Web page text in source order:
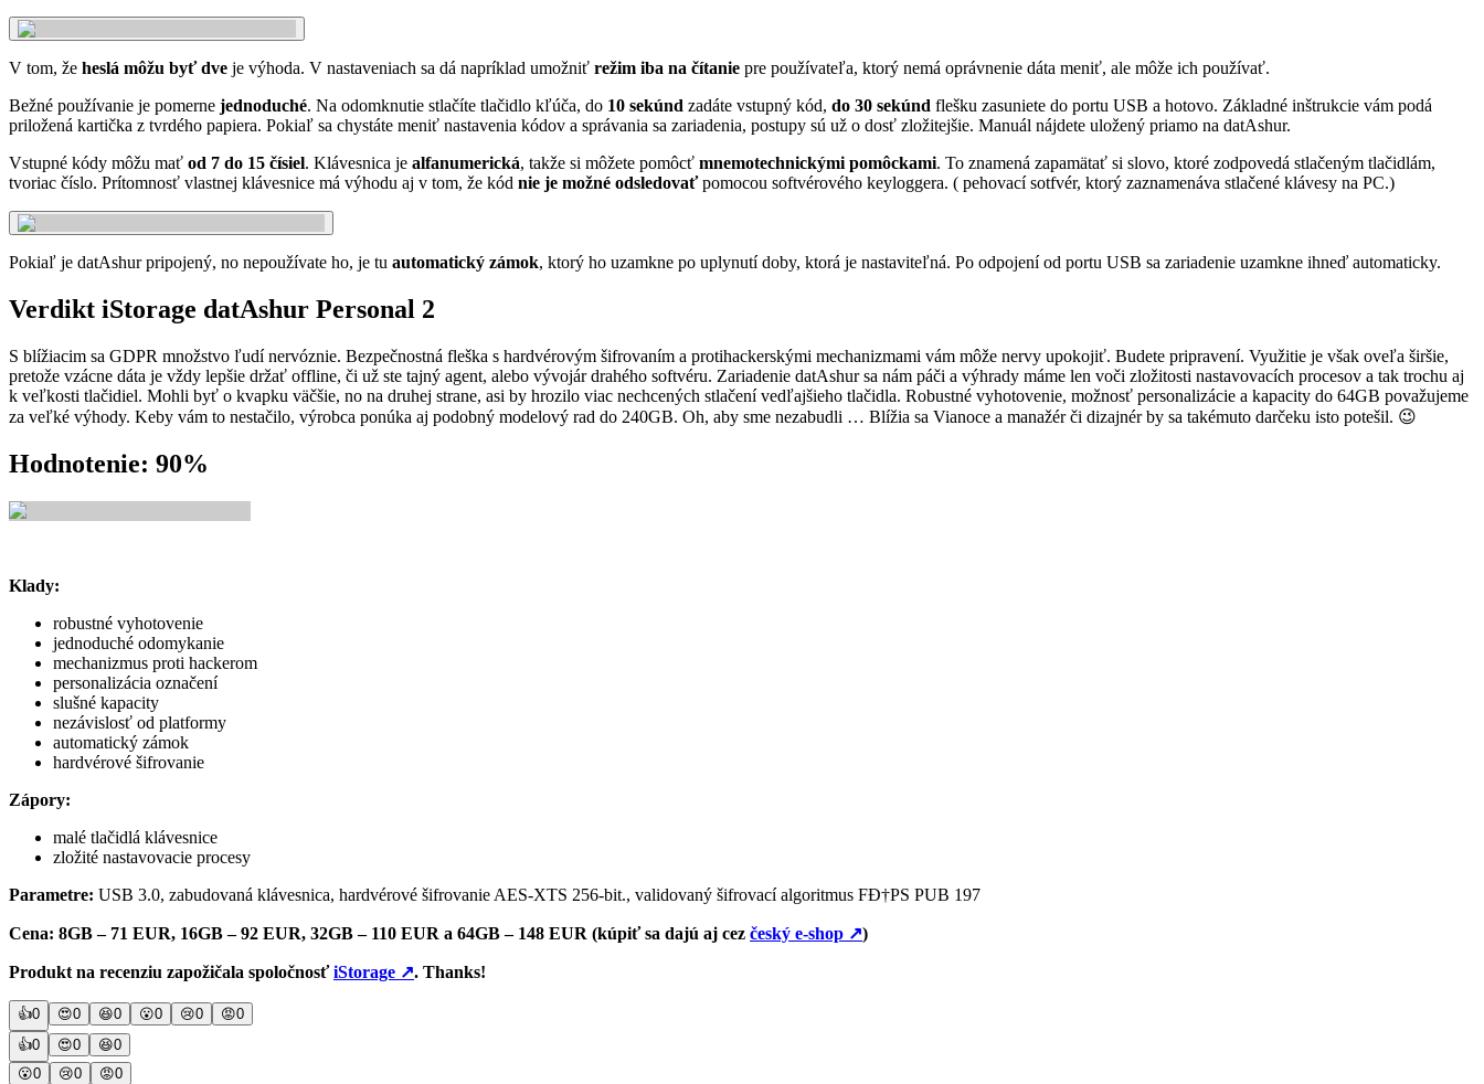
V tom, že heslá môžu byť dve je výhoda. V nastaveniach sa dá napríklad umožniť režim iba na čítanie pre používateľa, ktorý nemá oprávnenie dáta meniť, ale môže ich používať.
Bežné používanie je pomerne jednoduché. Na odomknutie stlačíte tlačidlo kľúča, do 10 sekúnd zadáte vstupný kód, do 30 sekúnd flešku zasuniete do portu USB a hotovo. Základné inštrukcie vám podá
priložená kartička z tvrdého papiera. Pokiaľ sa chystáte meniť nastavenia kódov a správania sa zariadenia, postupy sú už o dosť zložitejšie. Manuál nájdete uložený priamo na datAshur.
Vstupné kódy môžu mať od 7 do 15 čísiel. Klávesnica je alfanumerická, takže si môžete pomôcť mnemotechnickými pomôckami. To znamená zapamätať si slovo, ktoré zodpovedá stlačeným tlačidlám,
tvoriac číslo. Prítomnosť vlastnej klávesnice má výhodu aj v tom, že kód nie je možné odsledovaťpomocou softvérového keyloggera. ( pehovací sotfvér, ktorý zaznamenáva stlačené klávesy na PC.)
Pokiaľ je datAshur pripojený, no nepoužívate ho, je tu automatický zámok, ktorý ho uzamkne po uplynutí doby, ktorá je nastaviteľná. Po odpojení od portu USB sa zariadenie uzamkne ihneď automaticky.
Verdikt iStorage datAshur Personal 2
S blížiacim sa GDPR množstvo ľudí nervóznie. Bezpečnostná fleška s hardvérovým šifrovaním a protihackerskými mechanizmami vám môže nervy upokojiť. Budete pripravení. Využitie je však oveľa širšie,
pretože vzácne dáta je vždy lepšie držať offline, či už ste tajný agent, alebo vývojár drahého softvéru. Zariadenie datAshur sa nám páči a výhrady máme len voči zložitosti nastavovacích procesov a tak trochu aj
k veľkosti tlačidiel. Mohli byť o kvapku väčšie, no na druhej strane, asi by hrozilo viac nechcených stlačení vedľajšieho tlačidla. Robustné vyhotovenie, možnosť personalizácie a kapacity do 64GB považujeme
za veľké výhody. Keby vám to nestačilo, výrobca ponúka aj podobný modelový rad do 240GB. Oh, aby sme nezabudli … Blížia sa Vianoce a manažér či dizajnér by sa takémuto darčeku isto potešil. 😉
Hodnotenie: 90%
Klady:
robustné vyhotovenie
jednoduché odomykanie
mechanizmus proti hackerom
personalizácia označení
slušné kapacity
nezávislosť od platformy
automatický zámok
hardvérové šifrovanie
Zápory:
malé tlačidlá klávesnice
zložité nastavovacie procesy
Parametre: USB 3.0, zabudovaná klávesnica, hardvérové šifrovanie AES-XTS 256-bit., validovaný šifrovací algoritmus FÐ†PS PUB 197
Cena: 8GB – 71 EUR, 16GB –92 EUR, 32GB – 110 EUR a 64GB – 148 EUR (kúpiť sa dajú aj cez český e-shop ↗)
Produkt na recenziu zapožičala spoločnosťiStorage ↗. Thanks!
👍0 😍0 😆0 😮0 😢0 😡0
👍0 😍0 😆0
😮0 😢0 😡0